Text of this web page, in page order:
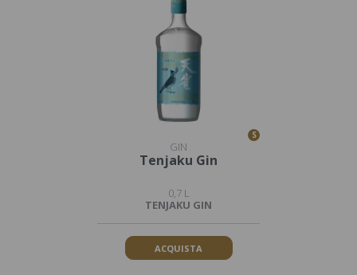
S
GIN
Tenjaku Gin
0,7 L
TENJAKU GIN
ACQUISTA